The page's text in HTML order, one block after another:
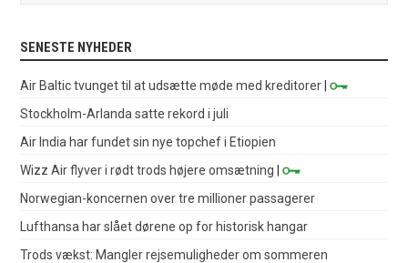
SENESTE NYHEDER
Air Baltic tvunget til at udsætte møde med kreditorer |
Stockholm-Arlanda satte rekord i juli
Air India har fundet sin nye topchef i Etiopien
Wizz Air flyver i rødt trods højere omsætning |
Norwegian-koncernen over tre millioner passagerer
Lufthansa har slået dørene op for historisk hangar
Trods vækst: Mangler rejsemuligheder om sommeren